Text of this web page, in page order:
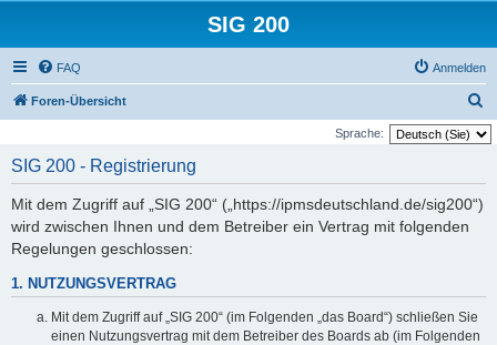
SIG 200
FAQ Anmelden
Foren-Übersicht
u
Sprache:
SIG 200 - Registrierung
Mit dem Zugriff auf „SIG 200“ („https://ipmsdeutschland.de/sig200“)
wird zwischen Ihnen und dem Betreiber ein Vertrag mit folgenden
Regelungen geschlossen:
1. NUTZUNGSVERTRAG
Mit dem Zugriff auf „SIG 200“ (im Folgenden „das Board“) schließen Sie
einen Nutzungsvertrag mit dem Betreiber des Boards ab (im Folgenden